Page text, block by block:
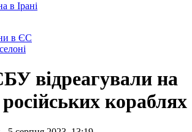
в Ірані
в ЄС
відреагували на
кораблях